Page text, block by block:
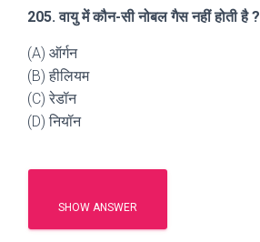
205. वायु में कौन-सी नोबल गैस नहीं होती है ?
(A) ऑर्गन
(B) हीलियम
(C) रेडॉन
(D) नियॉन
SHOW ANSWER